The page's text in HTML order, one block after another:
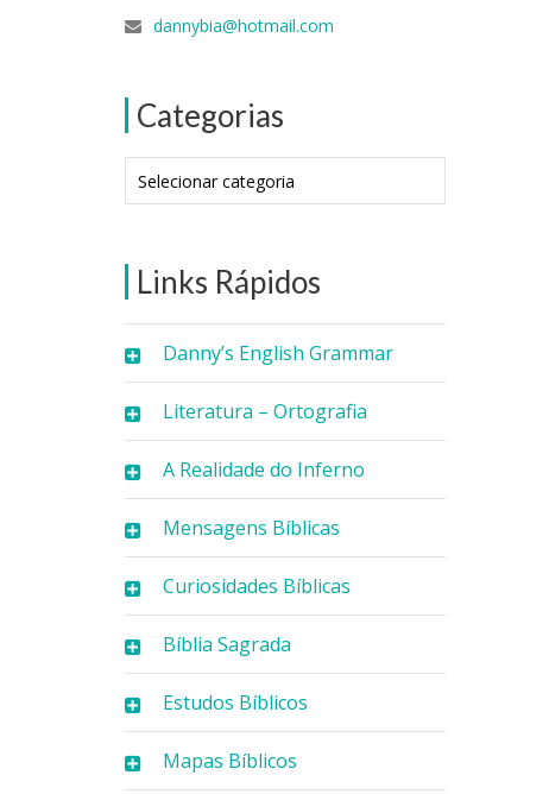
dannybia@hotmail.com
Categorias
Links Rápidos
Danny’s English Grammar
Literatura – Ortografia
A Realidade do Inferno
Mensagens Bíblicas
Curiosidades Bíblicas
Bíblia Sagrada
Estudos Bíblicos
Mapas Bíblicos